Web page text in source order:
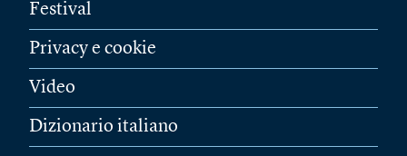
Festival
Privacy e cookie
Video
Dizionario italiano